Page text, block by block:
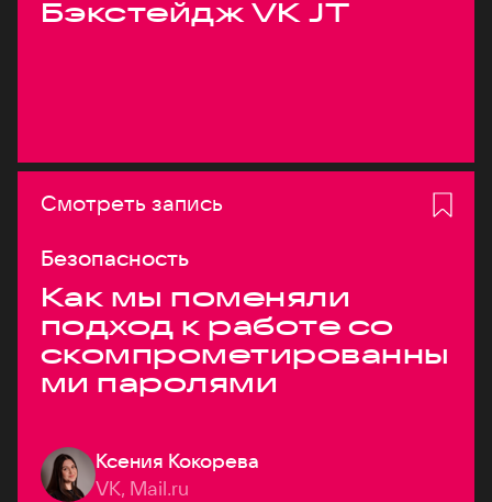
Бэкстейдж VK JT
Смотреть запись
Безопасность
Как мы поменяли
подход к работе со
скомпрометированны
ми паролями
Ксения Кокорева
VK, Mail.ru